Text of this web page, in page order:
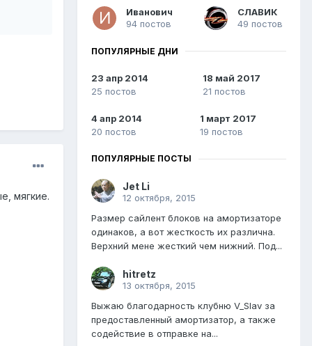
мягкие.
Иванович
94 постов
СЛАВИК
49 постов
ПОПУЛЯРНЫЕ ДНИ
23 апр 2014
25 постов
18 май 2017
21 постов
4 апр 2014
20 постов
1 март 2017
19 постов
ПОПУЛЯРНЫЕ ПОСТЫ
Jet Li
12 октября, 2015
Размер сайлент блоков на амортизаторе
одинаков, а вот жесткость их различна.
Верхний мене жесткий чем нижний. Под...
hitretz
13 октября, 2015
Выжаю благодарность клубню V_Slav за
предоставленный амортизатор, а также
содействие в отправке на...